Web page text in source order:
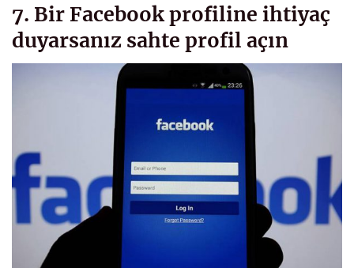
7. Bir Facebook profiline ihtiyaç
duyarsanız sahte profil açın